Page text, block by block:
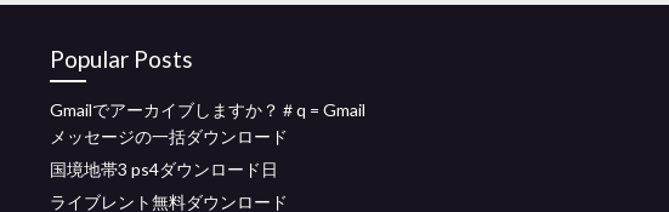
Popular Posts
Gmailでアーカイブしますか？＃q = Gmail
メッセージの一括ダウンロード
国境地帯3 ps4ダウンロード日
ライブレント無料ダウンロード